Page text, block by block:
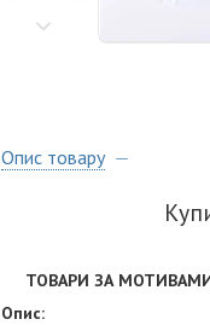
Опис товару
ТОВАРИ ЗА МОТИВАМИ
Опис: